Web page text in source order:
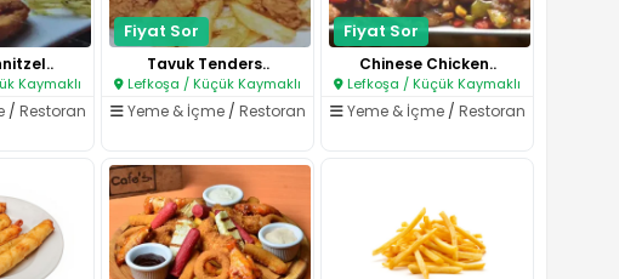
Kaymaklı
/ Restoran
Fiyat Sor
Tavuk Tenders..
Lefkoşa / Küçük Kaymaklı
Yeme & İçme/ Restoran
Fiyat Sor
Chinese Chicken..
Lefkoşa / Küçük Kaymaklı
Yeme & İçme/ Restoran